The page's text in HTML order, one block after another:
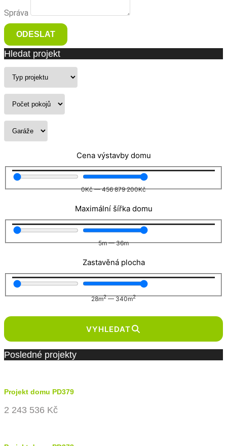
Správa
ODESLAT
Hledat projekt
Cena výstavby domu
0Kč—456 879 200Kč
Maximální šířka domu
5m—36m
Zastavěná plocha
28m2—340m2
VYHLEDAT
Posledné projekty
Projekt domu PD379
2 243 536 Kč